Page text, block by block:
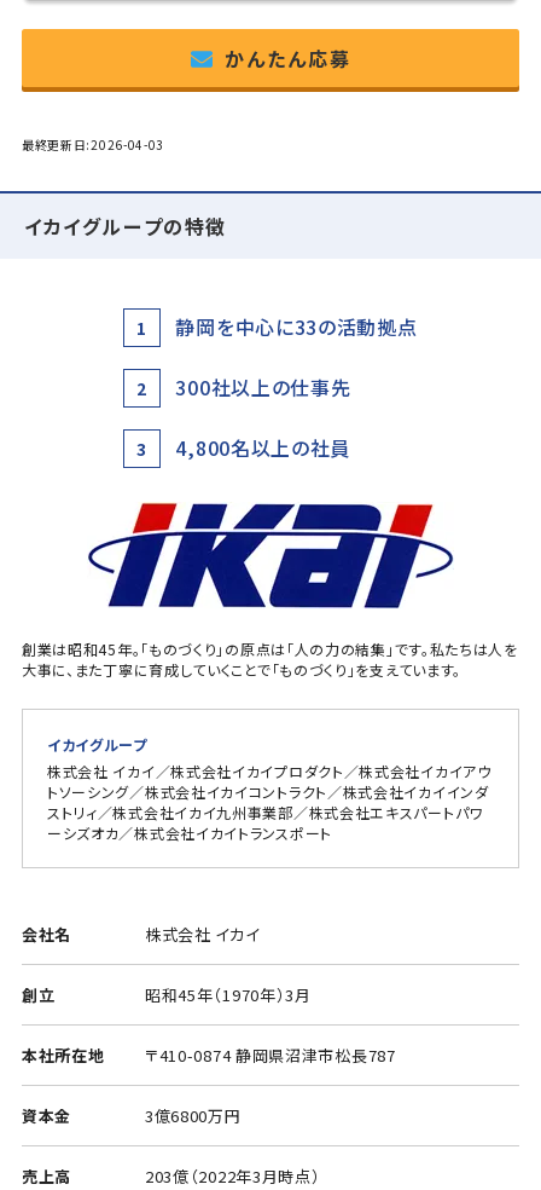
かんたん応募
最終更新日:2026-04-03
イカイグループの特徴
1 静岡を中心に33の活動拠点
2 300社以上の仕事先
3 4,800名以上の社員
創業は昭和45年。「ものづくり」の原点は「人の力の結集」です。私たちは人を
大事に、また丁寧に育成していくことで「ものづくり」を支えています。
イカイグループ
株式会社 イカイ／株式会社イカイプロダクト／株式会社イカイアウ
トソーシング／株式会社イカイコントラクト／株式会社イカイインダ
ストリィ／株式会社イカイ九州事業部／株式会社エキスパートパワ
ーシズオカ／株式会社イカイトランスポート
会社名 株式会社 イカイ
創立 昭和45年（1970年）3月
本社所在地 〒410-0874 静岡県沼津市松長787
資本金 3億6800万円
売上高 203億（2022年3月時点）